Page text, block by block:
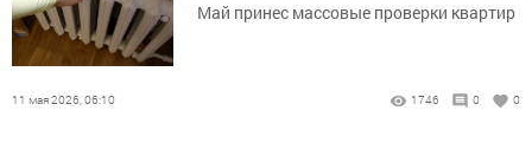
Май принес массовые проверки квартир
11 мая 2026, 06:10 1746 0 0